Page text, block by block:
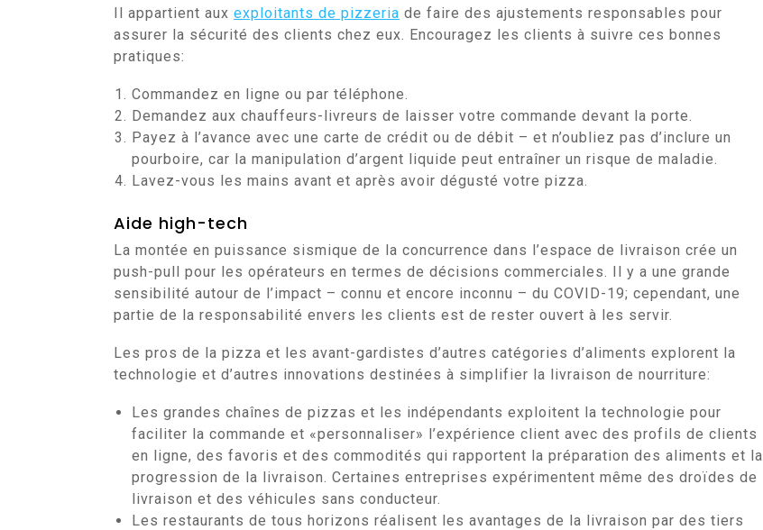
Il appartient aux exploitants de pizzeria de faire des ajustements responsables pour
assurer la sécurité des clients chez eux. Encouragez les clients à suivre ces bonnes
pratiques:
Commandez en ligne ou par téléphone.
Demandez aux chauffeurs-livreurs de laisser votre commande devant la porte.
Payez à l’avance avec une carte de crédit ou de débit – et n’oubliez pas d’inclure un
pourboire, car la manipulation d’argent liquide peut entraîner un risque de maladie.
Lavez-vous les mains avant et après avoir dégusté votre pizza.
Aide high-tech
La montée en puissance sismique de la concurrence dans l’espace de livraison crée un
push-pull pour les opérateurs en termes de décisions commerciales. Il y a une grande
sensibilité autour de l’impact – connu et encore inconnu – du COVID-19; cependant, une
partie de la responsabilité envers les clients est de rester ouvert à les servir.
Les pros de la pizza et les avant-gardistes d’autres catégories d’aliments explorent la
technologie et d’autres innovations destinées à simplifier la livraison de nourriture:
Les grandes chaînes de pizzas et les indépendants exploitent la technologie pour
faciliter la commande et «personnaliser» l’expérience client avec des profils de clients
en ligne, des favoris et des commodités qui rapportent la préparation des aliments et la
progression de la livraison. Certaines entreprises expérimentent même des droïdes de
livraison et des véhicules sans conducteur.
Les restaurants de tous horizons réalisent les avantages de la livraison par des tiers